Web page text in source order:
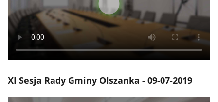
XI Sesja Rady Gminy Olszanka - 09-07-2019